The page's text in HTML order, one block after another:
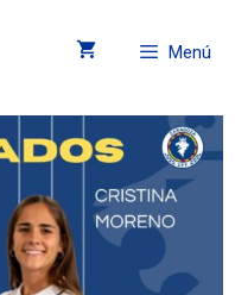
Menú